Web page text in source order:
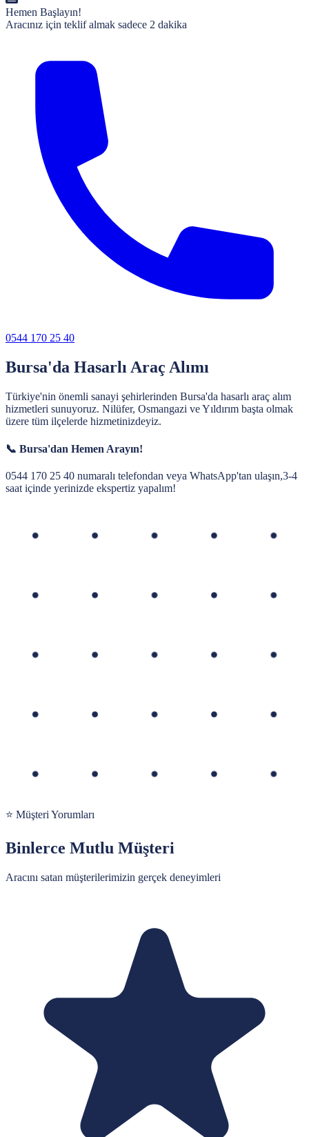
Hemen Başlayın!
Aracınız için teklif almak sadece 2 dakika
0544 170 25 40
Bursa'da Hasarlı Araç Alımı
Türkiye'nin önemli sanayi şehirlerinden Bursa'da hasarlı araç alım
hizmetleri sunuyoruz. Nilüfer, Osmangazi ve Yıldırım başta olmak
üzere tüm ilçelerde hizmetinizdeyiz.
📞 Bursa'dan Hemen Arayın!
0544 170 25 40 numaralı telefondan veya WhatsApp'tan ulaşın,3-4
saat içinde yerinizde ekspertiz yapalım!
⭐ Müşteri Yorumları
Binlerce Mutlu Müşteri
Aracını satan müşterilerimizin gerçek deneyimleri